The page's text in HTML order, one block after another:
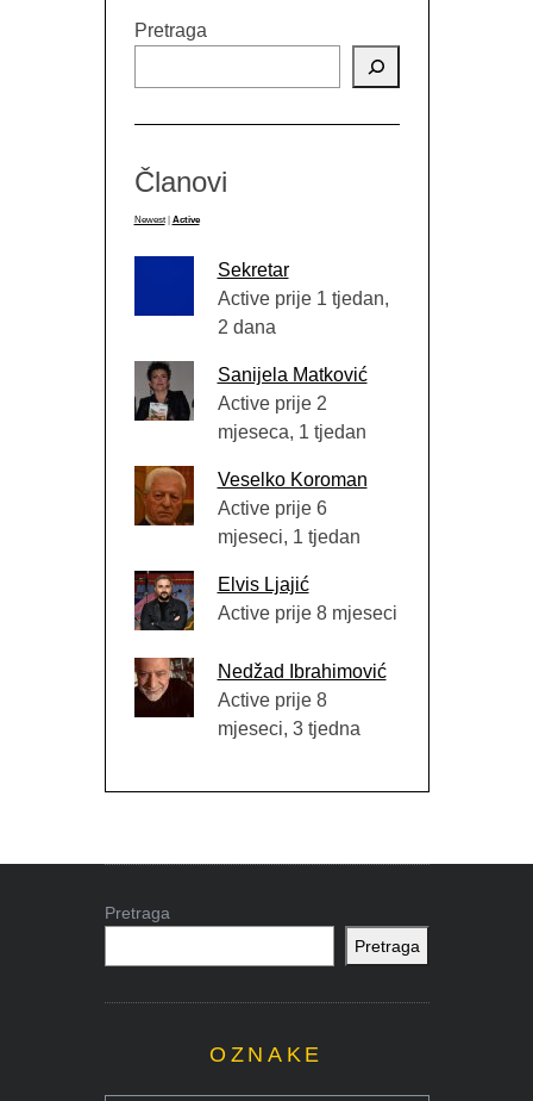
Pretraga
Članovi
Newest Active
Sekretar
Active prije 1 tjedan,
2 dana
Sanijela Matković
Active prije 2
mjeseca, 1 tjedan
Veselko Koroman
Active prije 6
mjeseci, 1 tjedan
Elvis Ljajić
Active prije 8 mjeseci
Nedžad Ibrahimović
Active prije 8
mjeseci, 3 tjedna
Pretraga
Pretraga
OZNAKE